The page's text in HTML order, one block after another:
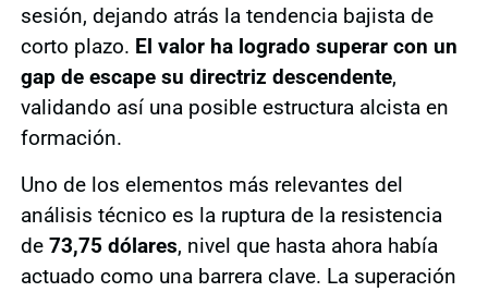
sesión, dejando atrás la tendencia bajista de
corto plazo. El valor ha logrado superar con un
gap de escape su directriz descendente,
validando así una posible estructura alcista en
formación.
Uno de los elementos más relevantes del
análisis técnico es la ruptura de la resistencia
de 73,75 dólares, nivel que hasta ahora había
actuado como una barrera clave. La superación